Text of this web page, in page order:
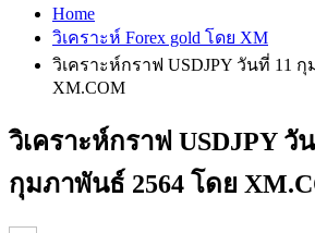
Home
วิเคราะห์ Forex gold โดย XM
วิเคราะห์กราฟ USDJPY วันที่ 11
XM.COM
วิเคราะห์กราฟ USDJPY วั
กุมภาพันธ์ 2564 โดย